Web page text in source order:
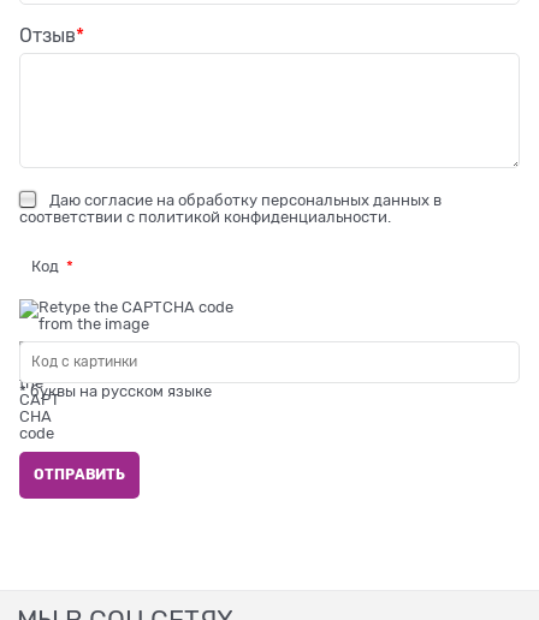
Отзыв
Даю согласие на обработку персональных данных в
соответствии с политикой конфиденциальности
Код
* буквы на русском языке